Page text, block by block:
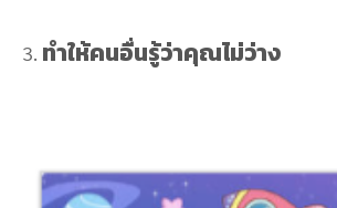
ทำให้คนอื่นรู้ว่าคุณไม่ว่าง